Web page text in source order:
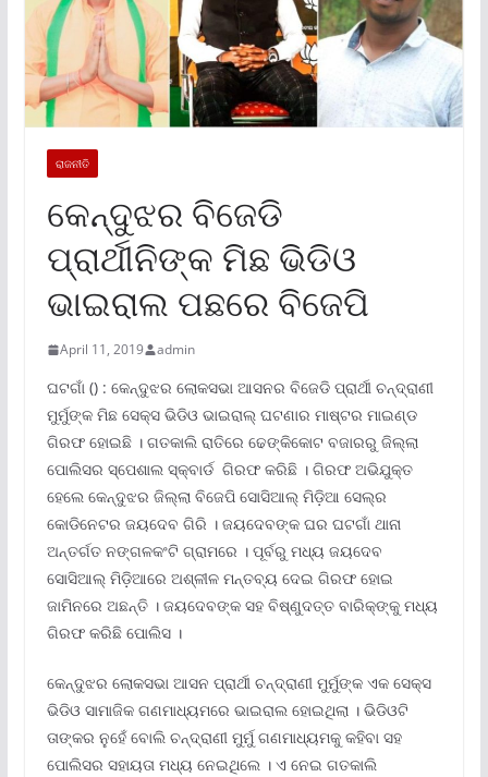
ରାଜନୀତି
କେନ୍ଦୁଝର ବିଜେଡି
ପ୍ରାର୍ଥୀନିଙ୍କ ମିଛ ଭିଡିଓ
ଭାଇରାଲ ପଛରେ ବିଜେପି
April 11, 2019 admin
ଘଟଗାଁ () : କେନ୍ଦୁଝର ଲୋକସଭା ଆସନର ବିଜେଡି ପ୍ରାର୍ଥୀ ଚନ୍ଦ୍ରାଣୀ
ମୁର୍ମୁଙ୍କ ମିଛ ସେକ୍ସ ଭିଡିଓ ଭାଇରାଲ୍ ଘଟଣାର ମାଷ୍ଟର ମାଇଣ୍ଡ
ଗିରଫ ହୋଇଛି । ଗତକାଲି ରାତିରେ ଢେଙ୍କିକୋଟ ବଜାରରୁ ଜିଲ୍ଲା
ପୋଲିସର ସ୍ପେଶାଲ ସ୍କ୍ବାର୍ଡ ଗିରଫ କରିଛି । ଗିରଫ ଅଭିଯୁକ୍ତ
ହେଲେ କେନ୍ଦୁଝର ଜିଲ୍ଲା ବିଜେପି ସୋସିଆଲ୍ ମିଡ଼ିଆ ସେଲ୍‌ର
କୋଡିନେଟର ଜୟଦେବ ଗିରି । ଜୟଦେବଙ୍କ ଘର ଘଟଗାଁ ଥାନା
ଅନ୍ତର୍ଗତ ନଙ୍ଗଳକଂଟି ଗ୍ରାମରେ । ପୂର୍ବରୁ ମଧ୍ୟ ଜୟଦେବ
ସୋସିଆଲ୍ ମିଡ଼ିଆରେ ଅଶ୍ଳୀଳ ମନ୍ତବ୍ୟ ଦେଇ ଗିରଫ ହୋଇ
ଜାମିନରେ ଅଛନ୍ତି । ଜୟଦେବଙ୍କ ସହ ବିଷ୍ଣୁଦତ୍ତ ବାରିକ୍‌ଙ୍କୁ ମଧ୍ୟ
ଗିରଫ କରିଛି ପୋଲିସ ।
କେନ୍ଦୁଝର ଲୋକସଭା ଆସନ ପ୍ରାର୍ଥୀ ଚନ୍ଦ୍ରାଣୀ ମୁର୍ମୁଙ୍କ ଏକ ସେକ୍ସ
ଭିଡିଓ ସାମାଜିକ ଗଣମାଧ୍ୟମରେ ଭାଇରାଲ ହୋଇଥିଲା । ଭିଡିଓଟି
ତାଙ୍କର ନୁହେଁ ବୋଲି ଚନ୍ଦ୍ରାଣୀ ମୁର୍ମୁ ଗଣମାଧ୍ୟମକୁ କହିବା ସହ
ପୋଲିସର ସହାୟତା ମଧ୍ୟ ନେଇଥିଲେ । ଏ ନେଇ ଗତକାଲି